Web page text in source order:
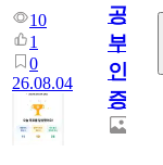
10
1
0
26.08.04
공
부
인
증